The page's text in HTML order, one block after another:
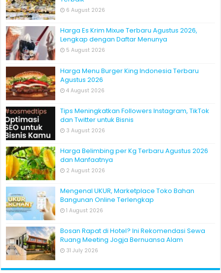
6 August 2026
Harga Es Krim Mixue Terbaru Agustus 2026,
Lengkap dengan Daftar Menunya
5 August 2026
Harga Menu Burger King Indonesia Terbaru
Agustus 2026
4 August 2026
Tips Meningkatkan Followers Instagram, TikTok
dan Twitter untuk Bisnis
3 August 2026
Harga Belimbing per Kg Terbaru Agustus 2026
dan Manfaatnya
2 August 2026
Mengenal UKUR, Marketplace Toko Bahan
Bangunan Online Terlengkap
1 August 2026
Bosan Rapat di Hotel? Ini Rekomendasi Sewa
Ruang Meeting Jogja Bernuansa Alam
31 July 2026